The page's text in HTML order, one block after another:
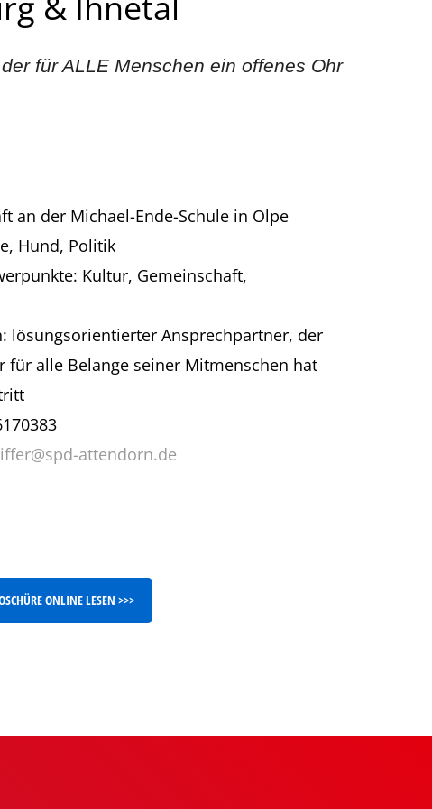
für ALLE Menschen ein offenes Ohr
an der Michael-Ende-Schule in Olpe
Hund, Politik
Kultur, Gemeinschaft,
lösungsorientierter Ansprechpartner, der
für alle Belange seiner Mitmenschen hat
attendorn.de
ONLINE LESEN >>>